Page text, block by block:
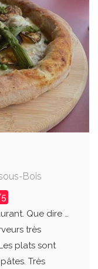
Bois
Que dire …
très
plats sont
Très